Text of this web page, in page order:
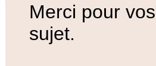
Merci pour
sujet.